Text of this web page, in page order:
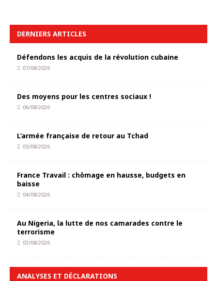
DERNIERS ARTICLES
Défendons les acquis de la révolution cubaine
07/08/2026
Des moyens pour les centres sociaux !
06/08/2026
L’armée française de retour au Tchad
05/08/2026
France Travail : chômage en hausse, budgets en
baisse
04/08/2026
Au Nigeria, la lutte de nos camarades contre le
terrorisme
03/08/2026
ANALYSES ET DÉCLARATIONS